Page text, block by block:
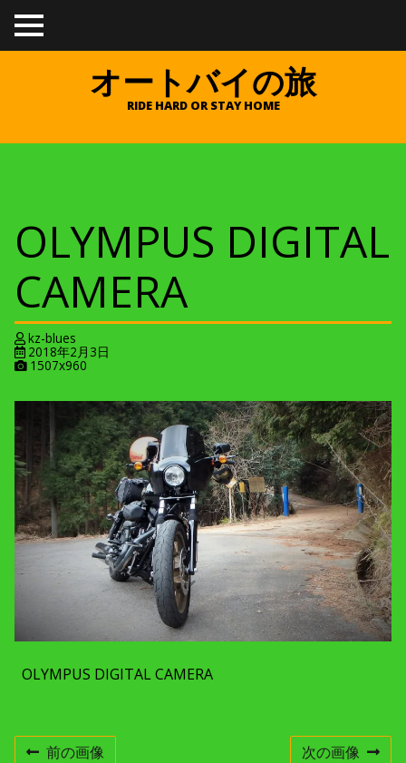
TO
GGL
オートバイの旅
RIDE HARD OR STAY HOME
OLYMPUS DIGITAL
CAMERA
kz-blues
2018年2月3日
A
a
e
n
t
r
e
s
o
1507x960
OLYMPUS DIGITAL CAMERA
前の画像 次の画像